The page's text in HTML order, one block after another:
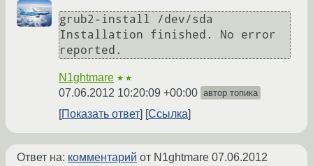
grub2-install /dev/sda
Installation finished. No error
reported.
N1ghtmare ★★
07.06.2012 10:20:09 +00:00 автор топика
Показать ответ Ссылка
Ответ на: комментарий от N1ghtmare 07.06.2012